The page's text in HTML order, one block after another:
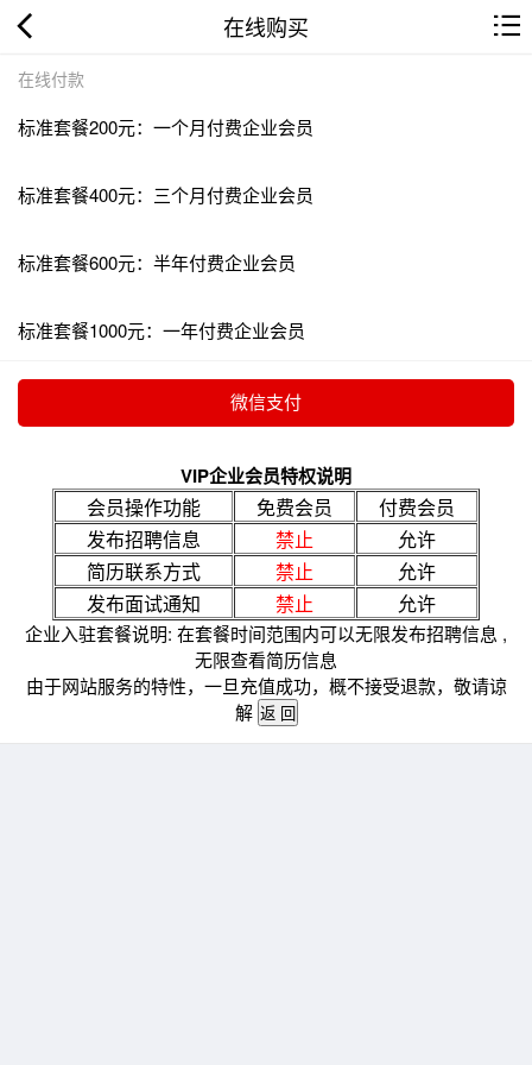
在线购买
在线付款
标准套餐200元：一个月付费企业会员
标准套餐400元：三个月付费企业会员
标准套餐600元：半年付费企业会员
标准套餐1000元：一年付费企业会员
VIP企业会员特权说明
会员操作功能 免费会员
付费会员
发布招聘信息
禁止
允许
简历联系方式
禁止
允许
发布面试通知
禁止 允许
企业入驻套餐说明: 在套餐时间范围内可以无限发布招聘信息 ,
无限查看简历信息
由于网站服务的特性，一旦充值成功，概不接受退款，敬请谅
解